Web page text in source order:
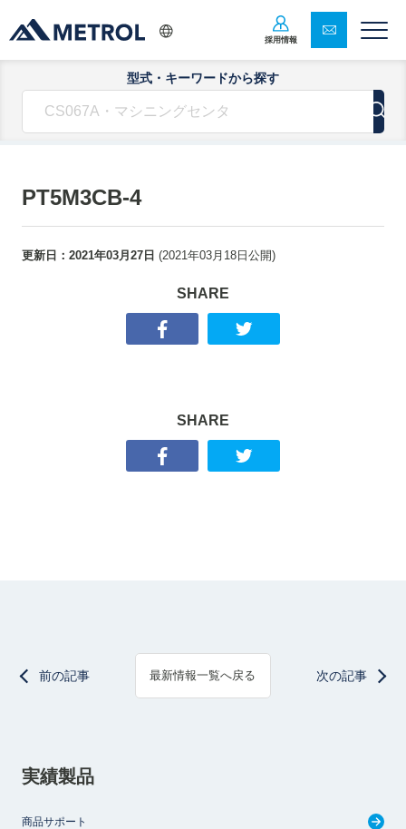
採用情報
型式・キーワードから探す
PT5M3CB-4
更新日： 2021年03月27日 (2021年03月18日 公開)
SHARE
SHARE
前の記事 最新情報一覧へ戻る 次の記事
実績製品
商品サポート